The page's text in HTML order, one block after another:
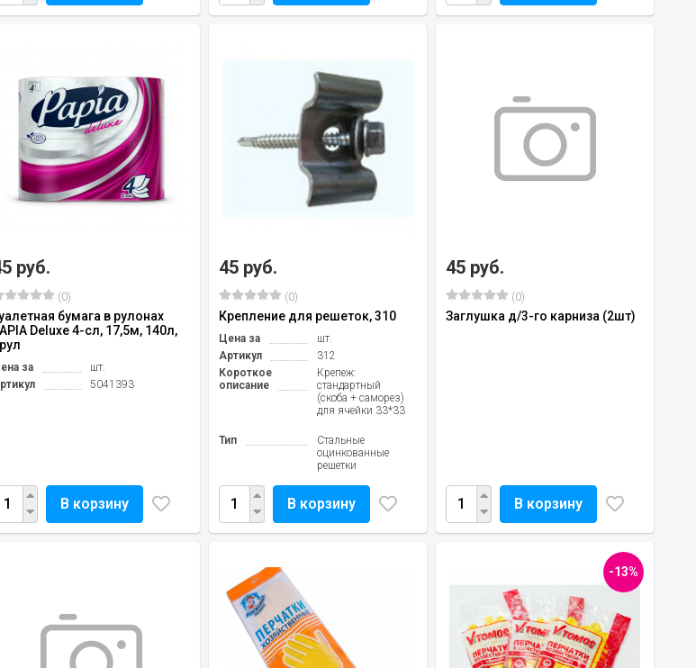
руб.
(0)
бумага в рулонах
Deluxe 4-сл, 17,5м, 140л,
за
шт.
5041393
В корзину
45 руб.
(0)
Крепление для решеток, 310
Цена за
шт.
Артикул
312
Короткое
описание
Крепеж:
стандартный
(скоба + саморез)
для ячейки 33*33
Тип
Стальные
оцинкованные
решетки
В корзину
45 руб.
(0)
Заглушка д/3-го карниза (2шт)
В корзину
-13%